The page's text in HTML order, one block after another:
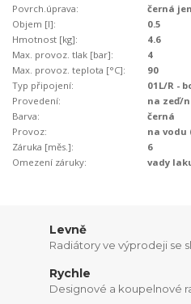
Povrch.úprava:
černá
Objem [l]:
0.5
Hmotnost [kg]:
4.6
Max. provoz. tlak [bar]:
4
Max. provoz. teplota [°C]:
90
Typ připojení:
01L/R -
Provedení:
na zeď/
Barva:
černá
Provoz:
na vodu
Záruka [měs.]:
6
Omezení záruky:
vady
Levně
Radiátory ve výprodeji se
Rychle
Designové a koupelnové